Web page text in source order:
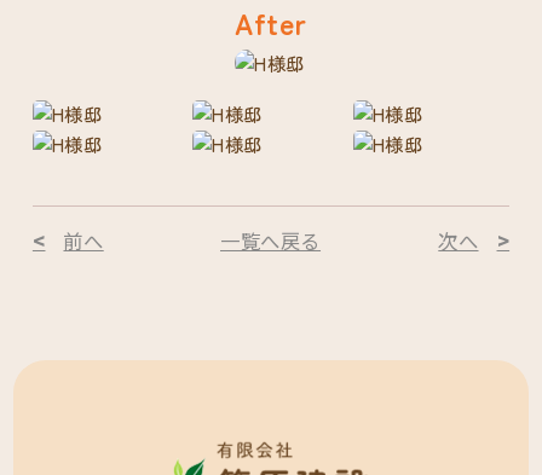
After
前へ 一覧へ戻る 次へ